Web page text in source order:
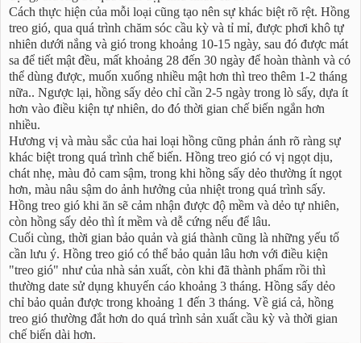
Cách thực hiện của mỗi loại cũng tạo nên sự khác biệt rõ rệt. Hồng
treo gió, qua quá trình chăm sóc cầu kỳ và tỉ mỉ, được phơi khô tự
nhiên dưới nắng và gió trong khoảng 10-15 ngày, sau đó được mát
sa để tiết mật đều, mất khoảng 28 đến 30 ngày để hoàn thành và có
thể dùng được, muốn xuống nhiều mật hơn thì treo thêm 1-2 tháng
nữa.. Ngược lại, hồng sấy dẻo chỉ cần 2-5 ngày trong lò sấy, dựa ít
hơn vào điều kiện tự nhiên, do đó thời gian chế biến ngắn hơn
nhiều.
Hương vị và màu sắc của hai loại hồng cũng phản ánh rõ ràng sự
khác biệt trong quá trình chế biến. Hồng treo gió có vị ngọt dịu,
chát nhẹ, màu đỏ cam sậm, trong khi hồng sấy dẻo thường ít ngọt
hơn, màu nâu sậm do ảnh hưởng của nhiệt trong quá trình sấy.
Hồng treo gió khi ăn sẽ cảm nhận được độ mềm và dẻo tự nhiên,
còn hồng sấy dẻo thì ít mềm và dễ cứng nếu để lâu.
Cuối cùng, thời gian bảo quản và giá thành cũng là những yếu tố
cần lưu ý. Hồng treo gió có thể bảo quản lâu hơn với điều kiện
"treo gió" như của nhà sản xuất, còn khi đã thành phẩm rồi thì
thường date sử dụng khuyến cáo khoảng 3 tháng. Hồng sấy dẻo
chỉ bảo quản được trong khoảng 1 đến 3 tháng. Về giá cả, hồng
treo gió thường đắt hơn do quá trình sản xuất cầu kỳ và thời gian
chế biến dài hơn.